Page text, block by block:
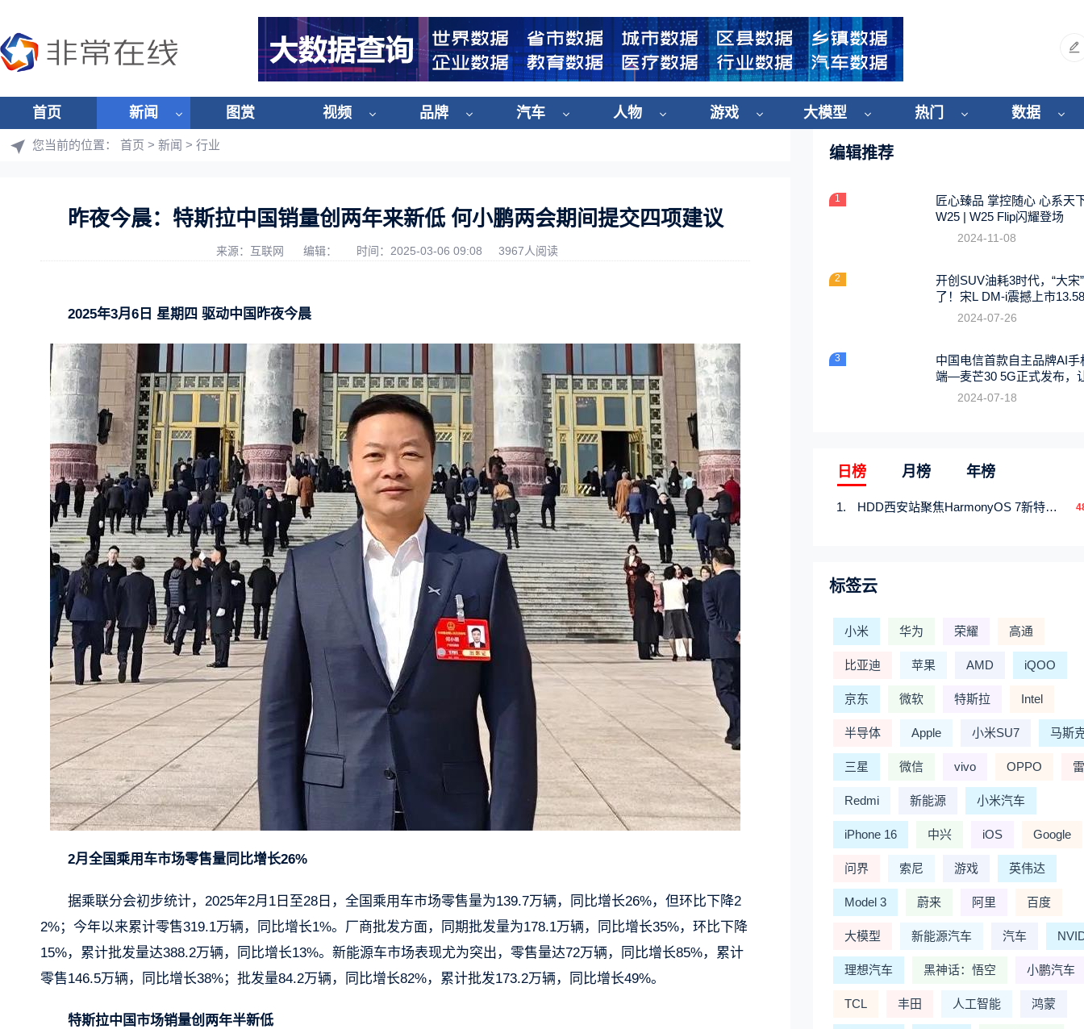
首页 新闻 图赏 视频 品牌 汽车 人物 游戏 大模型 热门 数据
您当前的位置： 首页 > 新闻 > 行业
昨夜今晨：特斯拉中国销量创两年来新低 何小鹏两会期间提交四项建议
来源：互联网 编辑： 时间：2025-03-06 09:08 3967人阅读
2025年3月6日 星期四 驱动中国昨夜今晨
2月全国乘用车市场零售量同比增长26%
据乘联分会初步统计，2025年2月1日至28日，全国乘用车市场零售量为139.7万辆，同比增长26%，但环比下降2
2%；今年以来累计零售319.1万辆，同比增长1%。厂商批发方面，同期批发量为178.1万辆，同比增长35%，环比下降
15%，累计批发量达388.2万辆，同比增长13%。新能源车市场表现尤为突出，零售量达72万辆，同比增长85%，累计
零售146.5万辆，同比增长38%；批发量84.2万辆，同比增长82%，累计批发173.2万辆，同比增长49%。
特斯拉中国市场销量创两年半新低
编辑推荐
1
匠心臻品 掌控随心 心系天
W25 | W25 Flip闪耀登场
2024-11-08
2
开创SUV油耗3时代，“大宋
了！宋L DM-i震撼上市
2024-07-26
3
中国电信首款自主品牌AI手
端—麦芒30 5G正式发布，
触手可及
2024-07-18
日榜 月榜 年榜
HDD西安站聚焦HarmonyOS 7新特性，解锁从互联到智能的应用开发新范式
标签云
小米 华为 荣耀 高通
比亚迪 苹果 AMD iQOO
京东 微软 特斯拉 Intel
半导体 Apple 小米SU7 马斯
三星 微信 vivo OPPO
Redmi 新能源 小米汽车
iPhone 16 中兴 iOS Google
问界 索尼 游戏 英伟达
Model 3 蔚来 阿里 百度
大模型 新能源汽车 汽车
理想汽车 黑神话：悟空 小鹏汽车
TCL 丰田 人工智能 鸿蒙